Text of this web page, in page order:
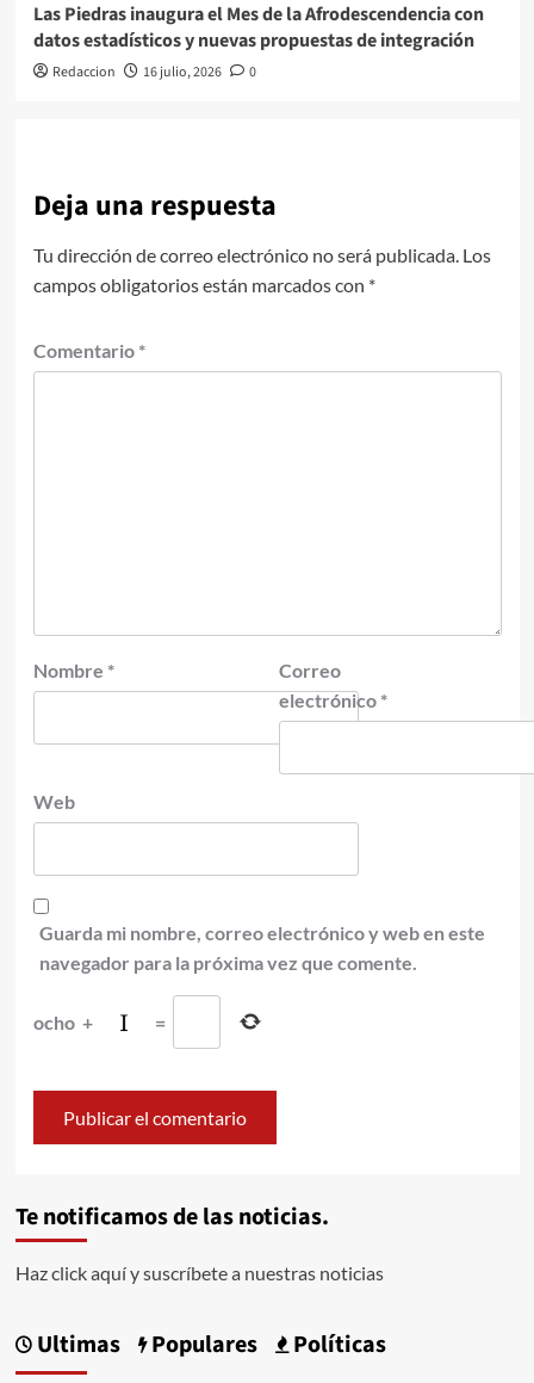
Las Piedras inaugura el Mes de la Afrodescendencia con
datos estadísticos y nuevas propuestas de integración
Redaccion 16 julio, 2026 0
Deja una respuesta
Tu dirección de correo electrónico no será publicada. Los
campos obligatorios están marcados con *
Comentario *
Nombre *
Correo
electrónico *
Web
Guarda mi nombre, correo electrónico y web en este
navegador para la próxima vez que comente.
ocho + =
Te notificamos de las noticias.
Haz click aquí y suscríbete a nuestras noticias
Ultimas Populares Políticas